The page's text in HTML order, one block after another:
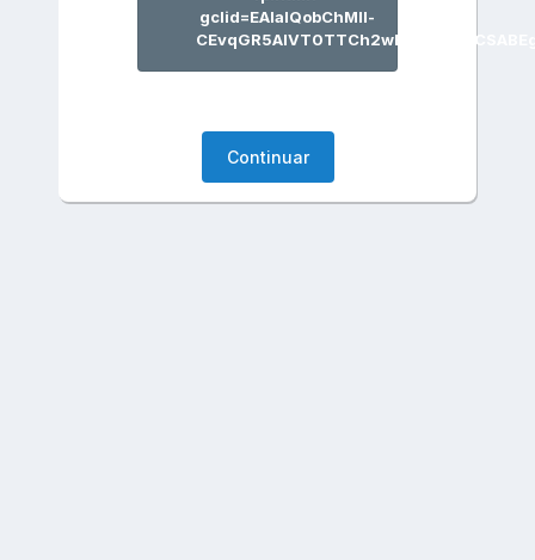
gclid=EAIaIQobChMIl-
Continuar